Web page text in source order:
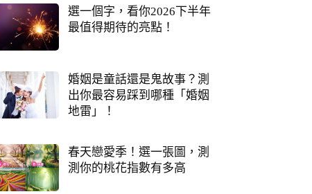
選一個字，看你2026下半年
最值得期待的亮點！
婚姻是童話還是鬼故事？測
出你最容易踩到哪種「婚姻
地雷」！
春天戀愛季！選一張圖，測
測你的桃花指數有多高